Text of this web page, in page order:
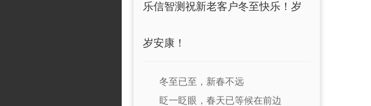
乐信智测祝新老客户冬至快乐！岁
岁安康！
冬至已至，新春不远
眨一眨眼，春天已等候在前边